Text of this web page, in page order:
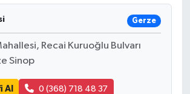
Gerze
Recai Kuruoğlu Bulvarı
Sinop
Al 0 (368) 718 48 37